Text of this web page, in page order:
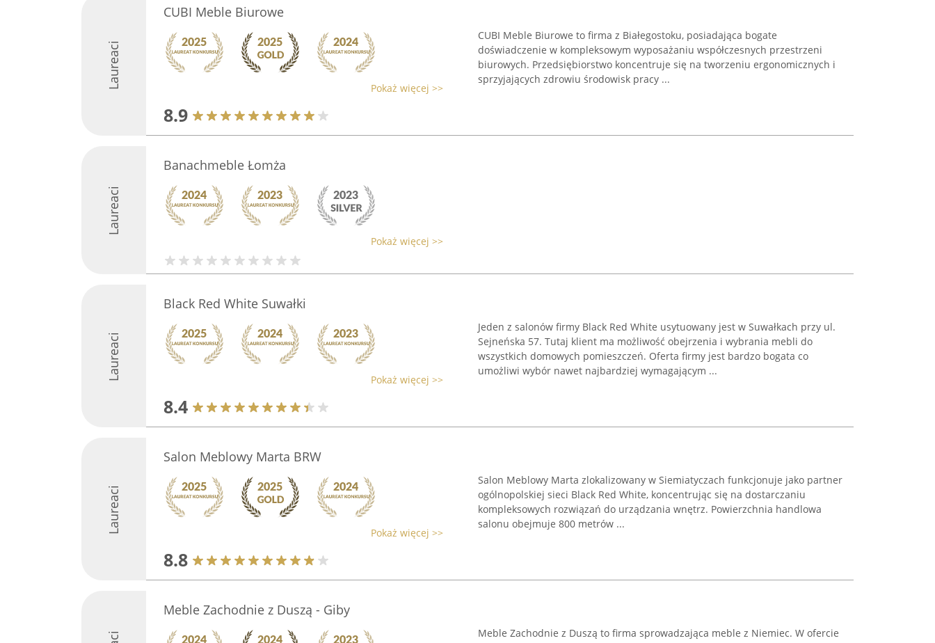
Laureaci
CUBI Meble Biurowe
Pokaż więcej >>
8.9
CUBI Meble Biurowe to firma z Białegostoku, posiadająca bogate
doświadczenie w kompleksowym wyposażaniu współczesnych przestrzeni
biurowych. Przedsiębiorstwo koncentruje się na tworzeniu ergonomicznych i
sprzyjających zdrowiu środowisk pracy ...
Laureaci
Banachmeble Łomża
Pokaż więcej >>
Laureaci
Black Red White Suwałki
Pokaż więcej >>
8.4
Jeden z salonów firmy Black Red White usytuowany jest w Suwałkach przy ul.
Sejneńska 57. Tutaj klient ma możliwość obejrzenia i wybrania mebli do
wszystkich domowych pomieszczeń. Oferta firmy jest bardzo bogata co
umożliwi wybór nawet najbardziej wymagającym ...
Laureaci
Salon Meblowy Marta BRW
Pokaż więcej >>
8.8
Salon Meblowy Marta zlokalizowany w Siemiatyczach funkcjonuje jako partner
ogólnopolskiej sieci Black Red White, koncentrując się na dostarczaniu
kompleksowych rozwiązań do urządzania wnętrz. Powierzchnia handlowa
salonu obejmuje 800 metrów ...
Meble Zachodnie z Duszą - Giby
Meble Zachodnie z Duszą to firma sprowadzająca meble z Niemiec. W ofercie